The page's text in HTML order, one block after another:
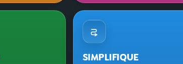
SIMPLIFIQUE